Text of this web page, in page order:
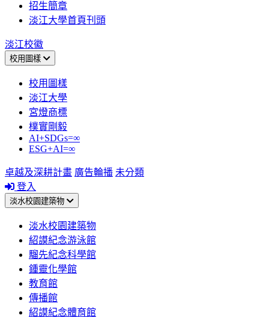
招生簡章
淡江大學首頁刊頭
淡江校徽
校用圖樣
校用圖樣
淡江大學
宮燈商標
樸實剛毅
AI+SDGs=∞
ESG+AI=∞
卓越及深耕計畫 廣告輪播 未分類
登入
淡水校園建築物
淡水校園建築物
紹謨紀念游泳館
騮先紀念科學館
鍾靈化學館
教育館
傳播館
紹謨紀念體育館